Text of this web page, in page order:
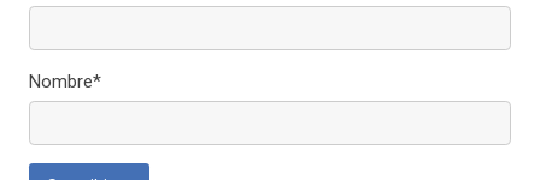
Nombre*